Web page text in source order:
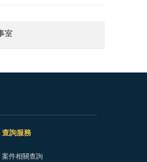
室
查詢服務
案件相關查詢